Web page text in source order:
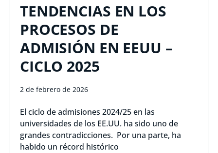
TENDENCIAS EN LOS
PROCESOS DE
ADMISIÓN EN EEUU –
CICLO 2025
2 de febrero de 2026
El ciclo de admisiones 2024/25 en las
universidades de los EE.UU. ha sido uno de
grandes contradicciones. Por una parte, ha
habido un récord histórico